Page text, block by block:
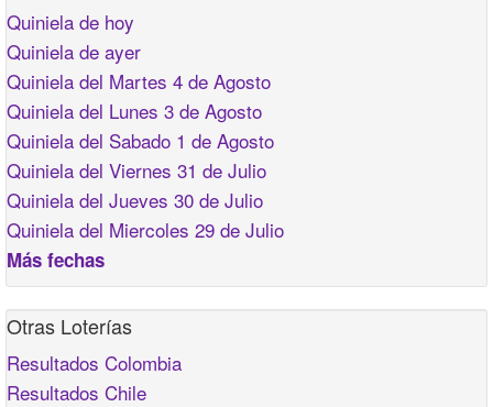
Quiniela de hoy
Quiniela de ayer
Quiniela del Martes 4 de Agosto
Quiniela del Lunes 3 de Agosto
Quiniela del Sabado 1 de Agosto
Quiniela del Viernes 31 de Julio
Quiniela del Jueves 30 de Julio
Quiniela del Miercoles 29 de Julio
Más fechas
Otras Loterías
Resultados Colombia
Resultados Chile